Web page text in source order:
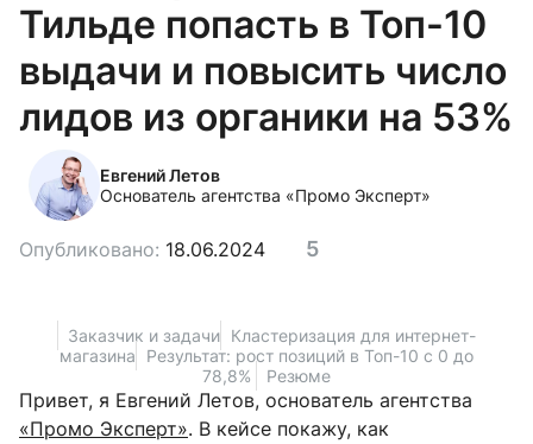
Тильде попасть в Топ-10
выдачи и повысить число
лидов из органики на 53%
Евгений Летов
Основатель агентства «Промо Эксперт»
Опубликовано: 18.06.2024 5
Заказчик и задачи Кластеризация для интернет-
магазина
Результат: рост позиций в Топ-10 с 0 до
78,8%
Резюме
Привет, я Евгений Летов, основатель агентства
«Промо Эксперт». В кейсе покажу, как